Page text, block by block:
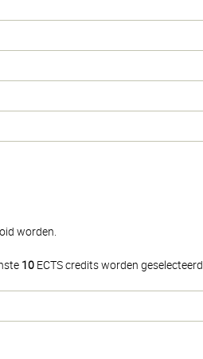
worden.
10 ECTS credits worden geselecteerd.